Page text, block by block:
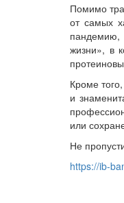
Помимо
от самых
пандемию,
жизни», в
Кроме
и
или
Не
https://ib-